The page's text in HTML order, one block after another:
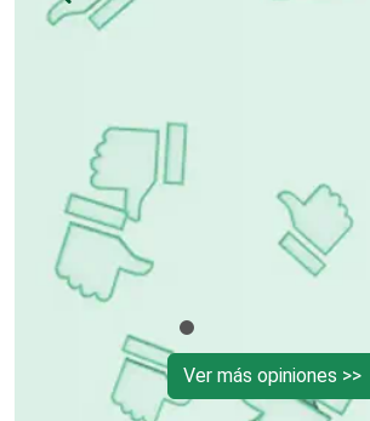
Cerrajerías
Clínicas de Belleza
Clínicas de Rehabilitación
Clínicas y Hospitales
Ver más opiniones >>